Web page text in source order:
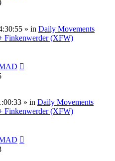
» in Daily Movements
Finkenwerder (XFW)
» in Daily Movements
Finkenwerder (XFW)